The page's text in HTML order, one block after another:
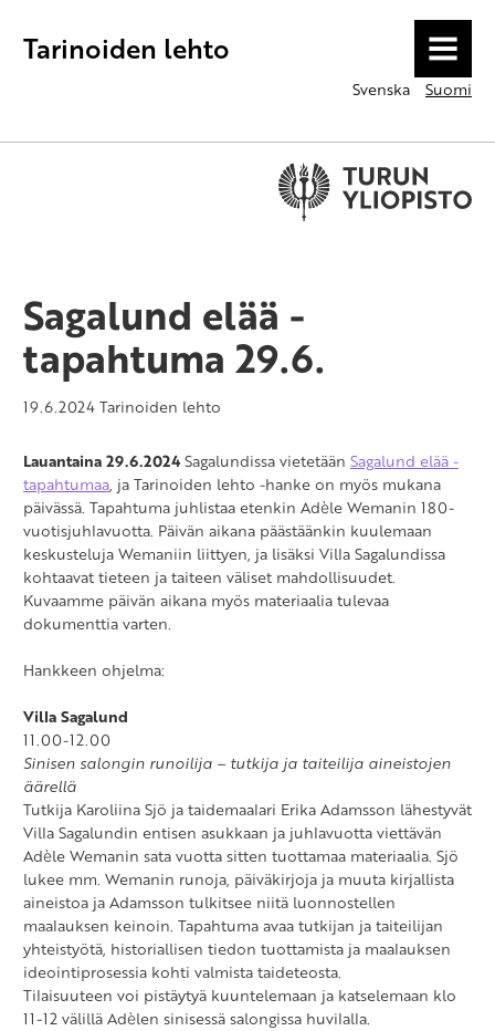
Tarinoiden lehto MENU
Svenska Suomi
Sagalund elää -
tapahtuma 29.6.
19.6.2024Tarinoiden lehto
Lauantaina 29.6.2024Sagalundissa vietetään Sagalund elää -
tapahtumaa, ja Tarinoiden lehto -hanke on myös mukana
päivässä. Tapahtuma juhlistaa etenkin Adèle Wemanin 180-
vuotisjuhlavuotta. Päivän aikana päästäänkin kuulemaan
keskusteluja Wemaniin liittyen, ja lisäksi Villa Sagalundissa
kohtaavat tieteen ja taiteen väliset mahdollisuudet.
Kuvaamme päivän aikana myös materiaalia tulevaa
dokumenttia varten.
Hankkeen ohjelma:
Villa Sagalund
11.00-12.00
Sinisen salongin runoilija – tutkija ja taiteilija aineistojen
äärellä
Tutkija Karoliina Sjö ja taidemaalari Erika Adamsson lähestyvät
Villa Sagalundin entisen asukkaan ja juhlavuotta viettävän
Adèle Wemanin sata vuotta sitten tuottamaa materiaalia. Sjö
lukee mm. Wemanin runoja, päiväkirjoja ja muuta kirjallista
aineistoa ja Adamsson tulkitsee niitä luonnostellen
maalauksen keinoin. Tapahtuma avaa tutkijan ja taiteilijan
yhteistyötä, historiallisen tiedon tuottamista ja maalauksen
ideointiprosessia kohti valmista taideteosta.
Tilaisuuteen voi pistäytyä kuuntelemaan ja katselemaan klo
11-12 välillä Adèlen sinisessä salongissa huvilalla.